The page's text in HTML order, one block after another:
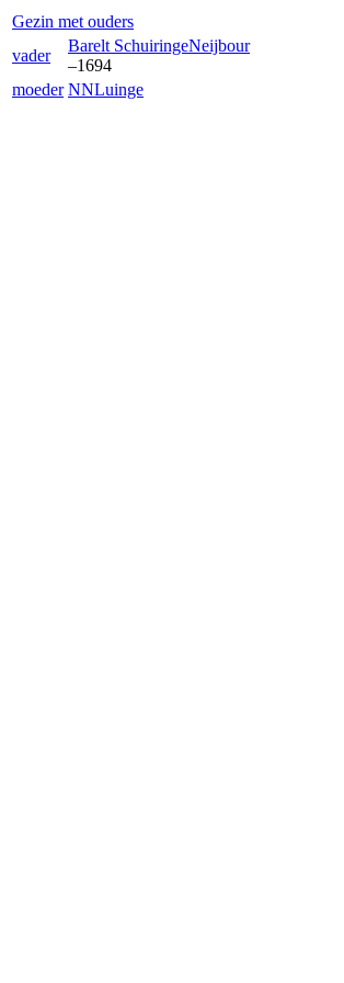
Gezin met ouders
vader
Barelt SchuiringeNeijbour
–1694
moeder NNLuinge